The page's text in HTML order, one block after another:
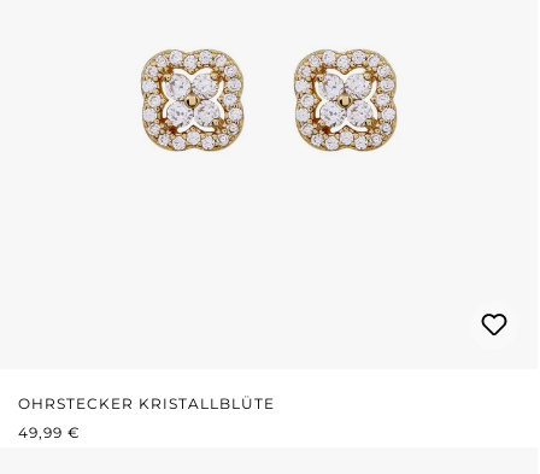
OHRSTECKER KRISTALLBLÜTE
REGULÄRER PREIS:
49,99 €